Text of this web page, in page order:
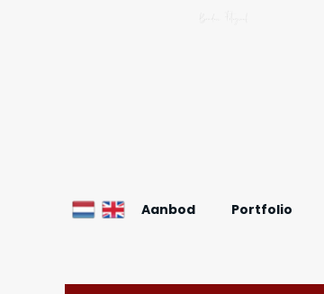
Aanbod Portfolio